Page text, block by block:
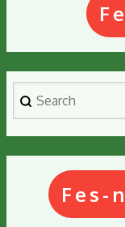
Search
Fes-